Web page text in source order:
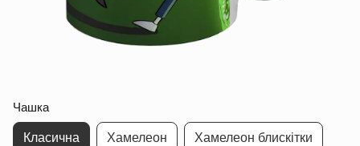
Чашка
Класична Хамелеон Хамелеон блискітки